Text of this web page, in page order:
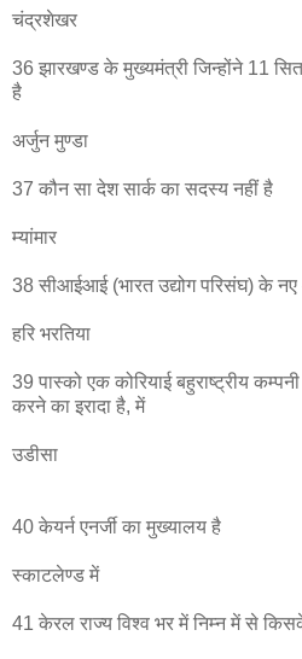
चंद्रशेखर
36 झारखण्ड के मुख्यमंत्री जिन्होंने 11
है
अर्जुन मुण्डा
37 कौन सा देश सार्क का सदस्य नहीं है
म्यांमार
38 सीआईआई (भारत उद्योग परिसंघ) के नए
हरि भरतिया
39 पास्को एक कोरियाई बहुराष्ट्रीय
करने का इरादा है, में
उडीसा
40 केयर्न एनर्जी का मुख्यालय है
स्काटलेण्ड में
41 केरल राज्य विश्व भर में निम्न में से